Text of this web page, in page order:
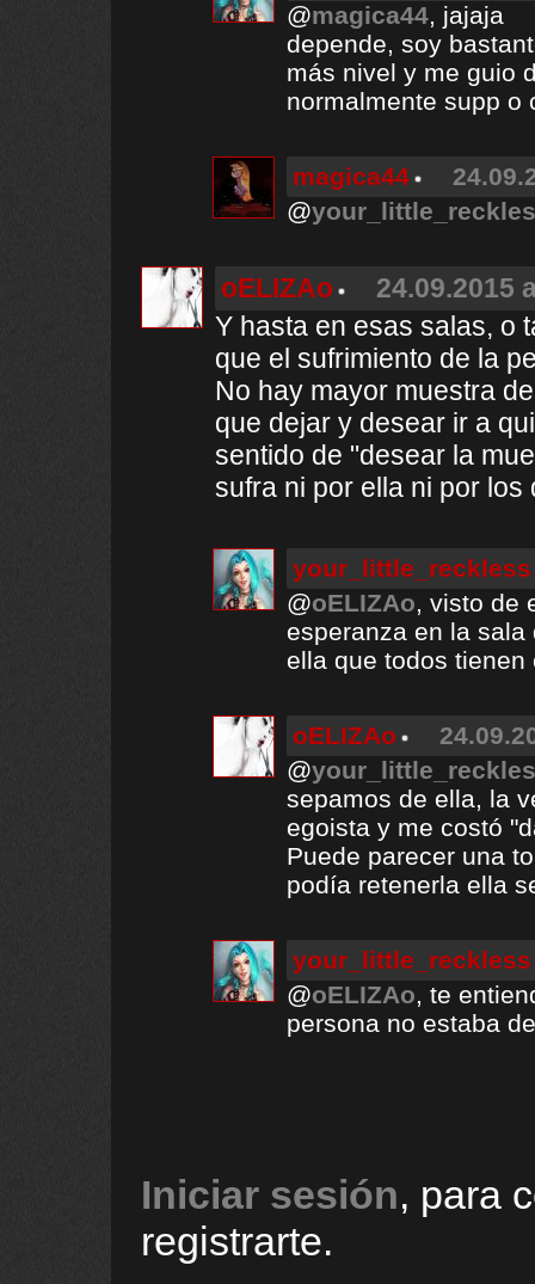
@magica44, jajaja
depende, soy
más nivel y me guio
normalmente supp o
magica44
@
oELIZAo
24.09.2015
Y hasta en esas salas, o
que el sufrimiento de la
No hay mayor muestra
que dejar y desear ir a
sentido de "desear la
sufra ni por ella ni por los
your_little_reckless
@oELIZAo, visto de
esperanza en la
ella que todos
oELIZAo
@
sepamos de ella, la
egoista y me costó
Puede parecer una
podía retenerla ella
your_little_reckless
@oELIZAo, te
persona no estaba
Iniciar sesión, para
registrarte.